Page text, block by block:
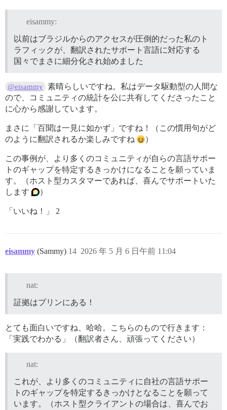
eisammy:
以前はブラジルからのアクセスが圧倒的だった私のト
ラフィックが、翻訳されたサポート言語に対応する
国々でまさに細分化され始めました
@eisammy 素晴らしいですね。私はデータ駆動型の人間な
ので、コミュニティの統計を公に共有してくださったこと
に心から感謝しています。
まさに「百聞は一見に如かず」ですね！（この慣用句がど
のように翻訳されるか楽しみですね
）
この事例が、より多くのコミュニティが自らの言語サポー
トのギャップを特定するきっかけになることを願っていま
す。（ホスト型カスタマーであれば、喜んでサポートいた
します
）
「いいね！」 2
eisammy (Sammy) 2026 年 5 月 6 日午前 11:04
14
nat:
証拠はプリンにある！
とても面白いですね、哈哈。こちらのもので行きます：
「実践でわかる」（翻訳者さん、頑張ってください）
nat:
これが、より多くのコミュニティに自社の言語サポー
トのギャップを特定するきっかけとなることを願って
います。（ホスト型クライアントの場合は、喜んでお